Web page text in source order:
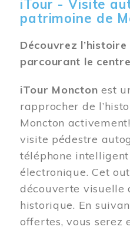
iTour - Visite
patrimoine de
Découvrez
parcourant le
iTour Moncton est
rapprocher de
Moncton
visite pédestre
téléphone
électronique. Cet
découverte visuelle
historique. En
offertes, vous serez